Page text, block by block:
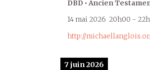
DBD • Ancien
14 mai 2026 20h00 -
http://
7 juin 2026